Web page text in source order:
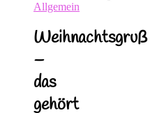
Allgemein
Weihnachtsgruß
–
das
gehört